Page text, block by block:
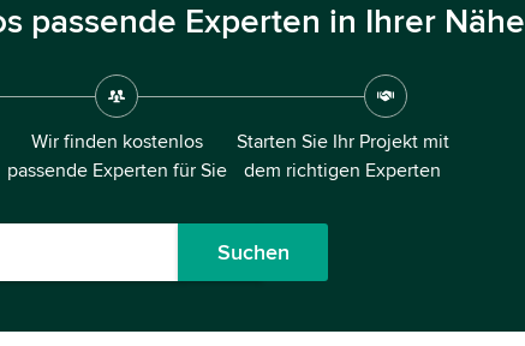
passende Experten in Ihrer Nähe
Wir finden kostenlos
passende Experten für Sie
Starten Sie Ihr Projekt mit
dem richtigen Experten
Suchen